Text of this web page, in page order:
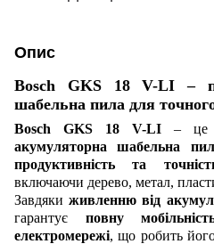
Опис
Bosch GKS 18 V-LI –
шабельна пила для
Bosch GKS 18 V-LI – це
акумуляторна шабельна
продуктивність та
включаючи дерево, метал,
Завдякиживленню від
гарантує повну
електромережі, що робить